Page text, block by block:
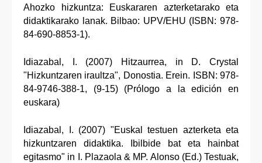
Ahozko hizkuntza: Euskararen azterketarako eta
didaktikarako lanak. Bilbao: UPV/EHU (ISBN: 978-
84-690-8853-1).
Idiazabal, I. (2007) Hitzaurrea, in D. Crystal
"Hizkuntzaren iraultza", Donostia. Erein. ISBN: 978-
84-9746-388-1, (9-15) (Prólogo a la edición en
euskara)
Idiazabal, I. (2007) "Euskal testuen azterketa eta
hizkuntzaren didaktika. Ibilbide bat eta hainbat
egitasmo" in I. Plazaola & MP. Alonso (Ed.) Testuak,